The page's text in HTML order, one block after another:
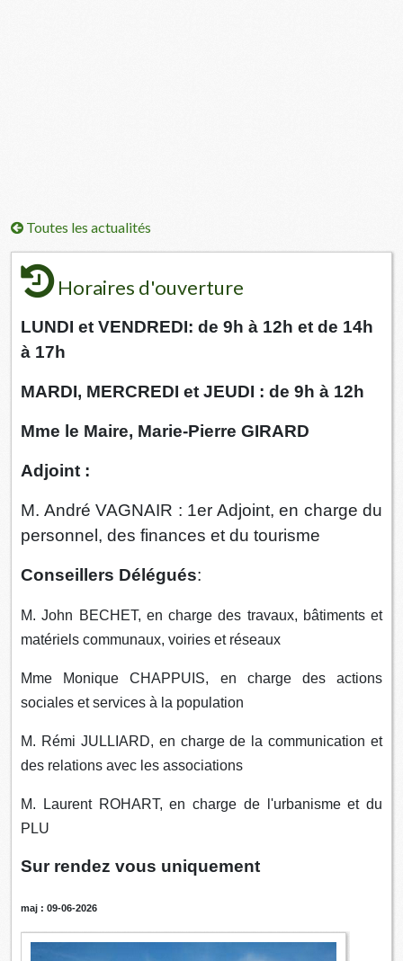
Toutes les actualités
Horaires d'ouverture
LUNDI et VENDREDI: de 9h à 12h et de 14h
à 17h
MARDI, MERCREDI et JEUDI : de 9h à 12h
Mme le Maire, Marie-Pierre GIRARD
Adjoint :
M. André VAGNAIR : 1er Adjoint, en charge du
personnel, des finances et du tourisme
Conseillers Délégués:
M. John BECHET, en charge des travaux, bâtiments et
matériels communaux, voiries et réseaux
Mme Monique CHAPPUIS, en charge des actions
sociales et services à la population
M. Rémi JULLIARD, en charge de la communication et
des relations avec les associations
M. Laurent ROHART, en charge de l'urbanisme et du
PLU
Sur rendez vous uniquement
maj : 09-06-2026